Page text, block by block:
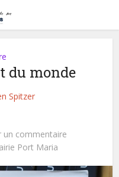
du monde
Spitzer
un commentaire
Port Maria